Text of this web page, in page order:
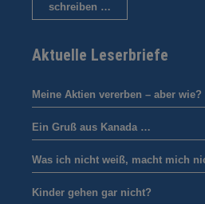
schreiben …
Aktuelle Leserbriefe
Meine Aktien vererben – aber wie?
Ein Gruß aus Kanada …
Was ich nicht weiß, macht mich
Kinder gehen gar nicht?